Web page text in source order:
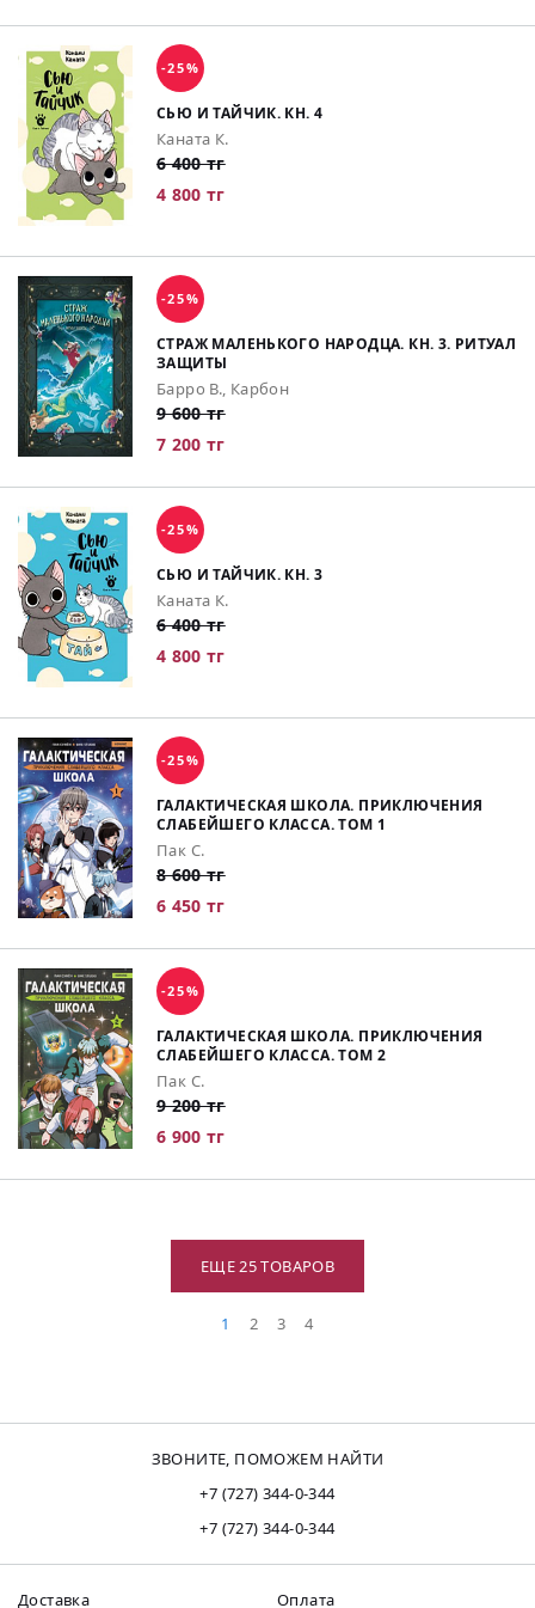
-25%
СЬЮ И ТАЙЧИК. КН. 4
Каната К.
6 400 тг
4 800 тг
-25%
СТРАЖ МАЛЕНЬКОГО НАРОДЦА. КН. 3. РИТУАЛ
ЗАЩИТЫ
Барро В., Карбон
9 600 тг
7 200 тг
-25%
СЬЮ И ТАЙЧИК. КН. 3
Каната К.
6 400 тг
4 800 тг
-25%
ГАЛАКТИЧЕСКАЯ ШКОЛА. ПРИКЛЮЧЕНИЯ
СЛАБЕЙШЕГО КЛАССА. ТОМ 1
Пак С.
8 600 тг
6 450 тг
-25%
ГАЛАКТИЧЕСКАЯ ШКОЛА. ПРИКЛЮЧЕНИЯ
СЛАБЕЙШЕГО КЛАССА. ТОМ 2
Пак С.
9 200 тг
6 900 тг
ЕЩЕ 25 ТОВАРОВ
1 2 3 4
ЗВОНИТЕ, ПОМОЖЕМ НАЙТИ
+7 (727) 344-0-344
+7 (727) 344-0-344
Доставка Оплата